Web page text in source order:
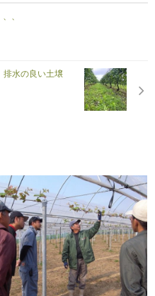
、
排水の良い土壌